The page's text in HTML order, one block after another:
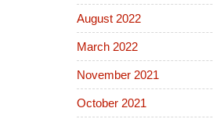
August 2022
March 2022
November 2021
October 2021